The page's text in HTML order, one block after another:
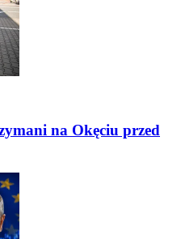
na Okęciu przed